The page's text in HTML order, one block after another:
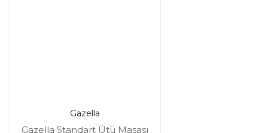
Gazella
Gazella Standart Ütü Masası